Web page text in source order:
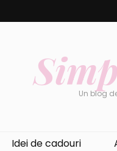
Un blog
Idei de cadouri